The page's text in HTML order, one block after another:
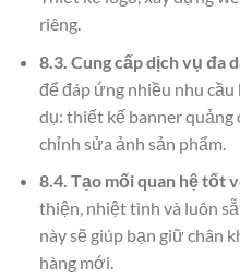
riêng.
8.3. Cung cấp dịch vụ đa
để đáp ứng nhiều nhu cầu
dụ: thiết kế banner quảng
chỉnh sửa ảnh sản phẩm.
8.4. Tạo mối quan hệ tốt
thiện, nhiệt tình và luôn
này sẽ giúp bạn giữ chân
hàng mới.